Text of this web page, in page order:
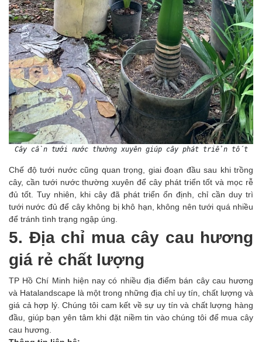
Cây cần tưới nước thường xuyên giúp cây phát triển tốt
Chế độ tưới nước cũng quan trọng, giai đoạn đầu sau khi trồng
cây, cần tưới nước thường xuyên để cây phát triển tốt và mọc rễ
đủ tốt. Tuy nhiên, khi cây đã phát triển ổn định, chỉ cần duy trì
tưới nước đủ để cây không bị khô hạn, không nên tưới quá nhiều
để tránh tình trạng ngập úng.
5. Địa chỉ mua cây cau hương
giá rẻ chất lượng
TP Hồ Chí Minh hiện nay có nhiều địa điểm bán cây cau hương
và Hatalandscape là một trong những địa chỉ uy tín, chất lượng và
giá cả hợp lý. Chúng tôi cam kết về sự uy tín và chất lượng hàng
đầu, giúp bạn yên tâm khi đặt niềm tin vào chúng tôi để mua cây
cau hương.